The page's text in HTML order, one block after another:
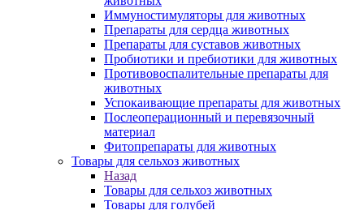
Иммуностимуляторы для животных
Препараты для сердца животных
Препараты для суставов животных
Пробиотики и пребиотики для животных
Противовоспалительные препараты для
животных
Успокаивающие препараты для животных
Послеоперационный и перевязочный
материал
Фитопрепараты для животных
Товары для сельхоз животных
Назад
Товары для сельхоз животных
Товары для голубей